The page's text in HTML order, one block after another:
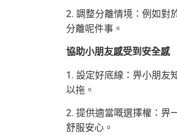
2. 調整分離情境：例如對
分離呢件事。
協助小朋友感受到安全感
1. 設定好底線：畀小朋友
以拖。
2. 提供適當嘅選擇權：畀
舒服安心。